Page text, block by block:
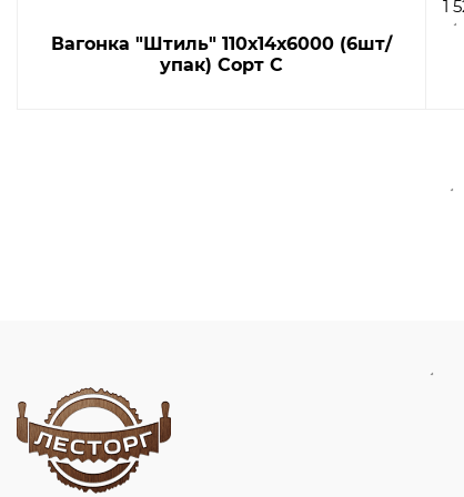
Вагонка "Штиль" 110х14х6000 (6шт/
упак) Сорт С
1